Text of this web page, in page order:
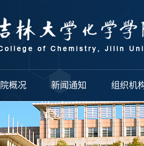
概况 新闻通知 组织机